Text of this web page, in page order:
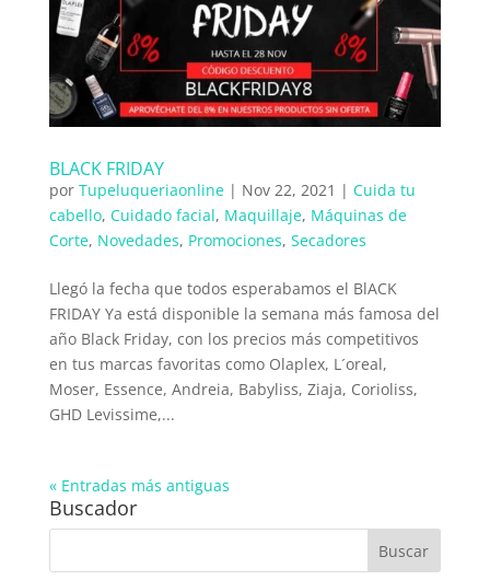
BLACK FRIDAY
por Tupeluqueriaonline| Nov 22, 2021 | Cuida tu
cabello, Cuidado facial, Maquillaje, Máquinas de
Corte, Novedades, Promociones, Secadores
Llegó la fecha que todos esperabamos el BlACK
FRIDAY Ya está disponible la semana más famosa del
año Black Friday, con los precios más competitivos
en tus marcas favoritas como Olaplex, L´oreal,
Moser, Essence, Andreia, Babyliss, Ziaja, Corioliss,
GHD Levissime,...
« Entradas más antiguas
Buscador